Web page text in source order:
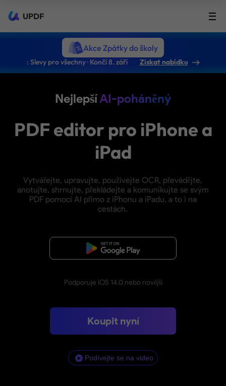
UPDF
Akce Zpátky do školy
: Slevy pro všechny · Končí 8. září Získat nabídku
NejlepšíAI-poháněný
PDF editor pro iPhone a
iPad
Vytvářejte, upravujte, používejte OCR, převádějte,
anotujte, shrnujte, překládejte a komunikujte se svým
PDF pomocí AI přímo z iPhonu a iPadu, a to i na
cestách.
Bezplatné stažení
Podporuje iOS 14.0 nebo novější
Koupit nyní
Podívejte se na video